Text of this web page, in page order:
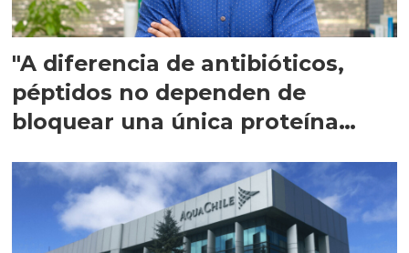
"A diferencia de antibióticos,
péptidos no dependen de
bloquear una única proteína